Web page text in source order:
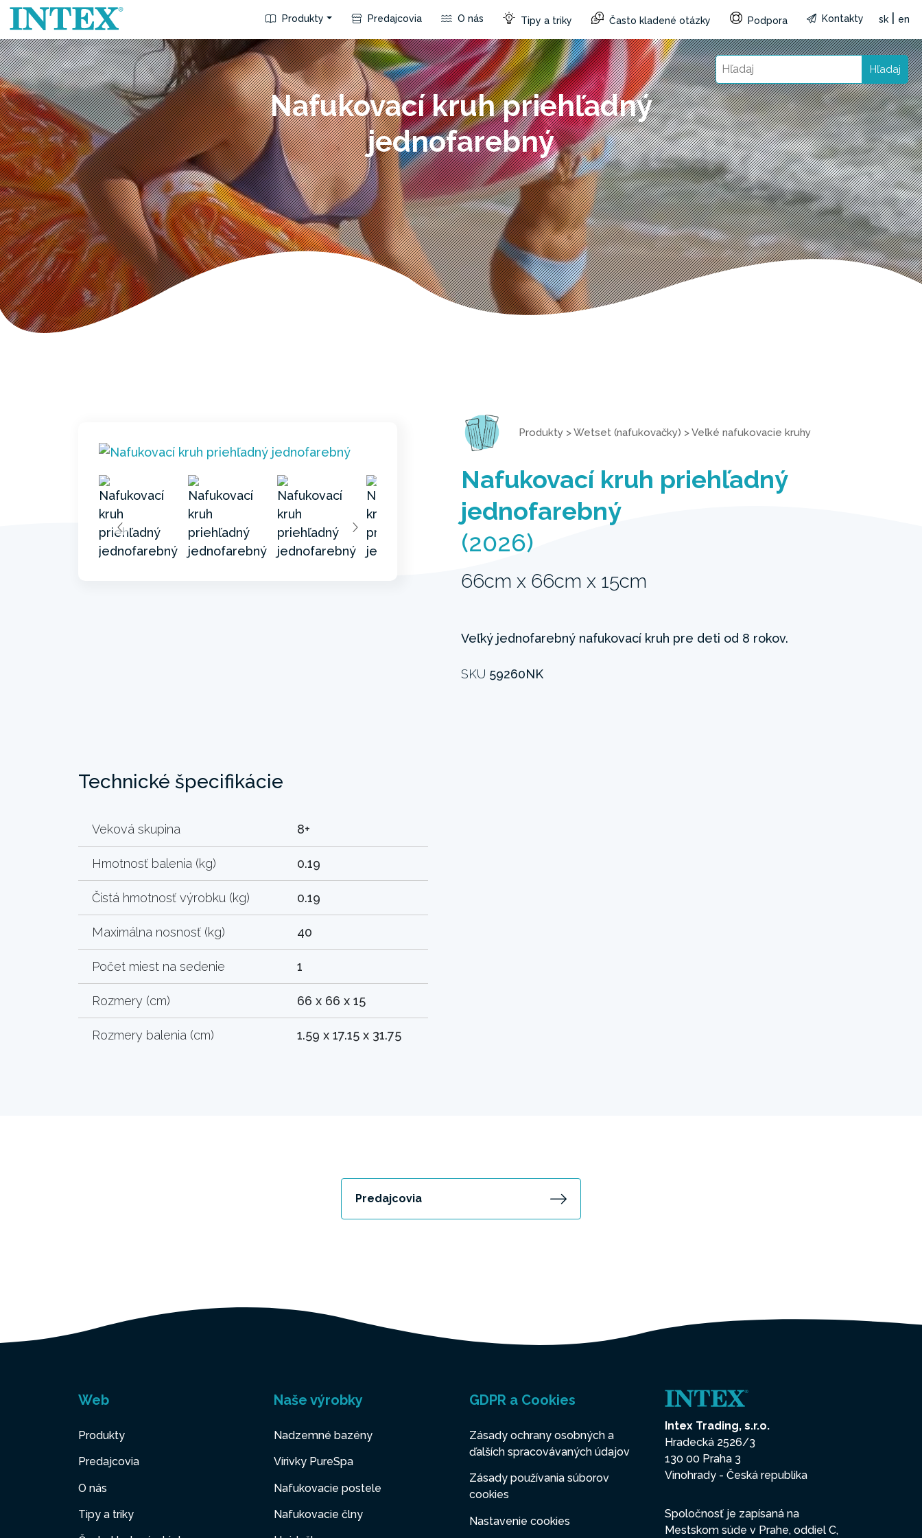
Produkty Predajcovia O nás Tipy a triky Často kladené otázky Podpora Kontakty sk en
Hľadaj
Nafukovací kruh priehľadný
jednofarebný
Produkty >Wetset (nafukovačky) >Veľké nafukovacie kruhy
Nafukovací kruh priehľadný
jednofarebný
(2026)
66cm x 66cm x 15cm
Veľký jednofarebný nafukovací kruh pre deti od 8 rokov.
SKU 59260NK
Technické špecifikácie
Veková skupina 8+
Hmotnosť balenia (kg) 0.19
Čistá hmotnosť výrobku (kg) 0.19
Maximálna nosnosť (kg) 40
Počet miest na sedenie 1
Rozmery (cm) 66 x 66 x 15
Rozmery balenia (cm) 1.59 x 17.15 x 31.75
Predajcovia
Web
Produkty
Predajcovia
O nás
Tipy a triky
Naše výrobky
Nadzemné bazény
Vírivky PureSpa
Nafukovacie postele
Nafukovacie člny
GDPR a Cookies
Zásady ochrany osobných a
ďalších spracovávaných údajov
Zásady používania súborov
cookies
Nastavenie cookies
Intex Trading, s.r.o.
Hradecká 2526/3
130 00 Praha 3
Vinohrady - Česká republika
Spoločnosť je zapísaná na
Mestskom súde v Prahe, oddiel C,